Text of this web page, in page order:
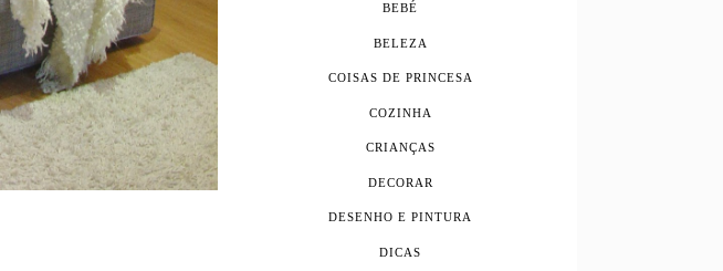
BEBÉ
BELEZA
COISAS DE PRINCESA
COZINHA
CRIANÇAS
DECORAR
DESENHO E PINTURA
DICAS